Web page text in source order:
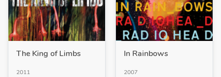
The King of Limbs
2011
In Rainbows
2007